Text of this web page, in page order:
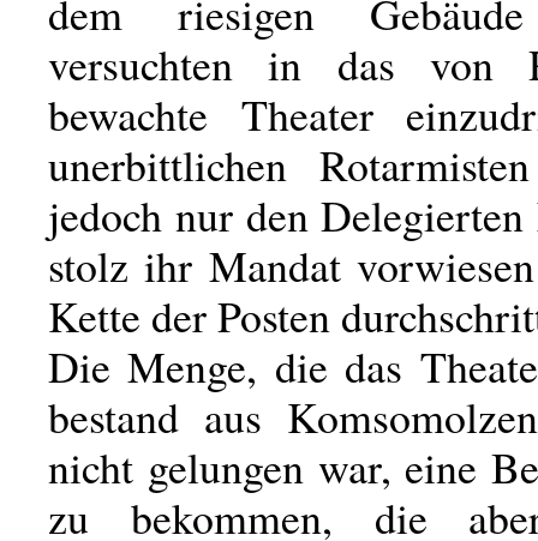
dem riesigen
versuchten in das von
bewachte Theater
unerbittlichen
jedoch nur den
stolz ihr Mandat
Kette der Posten
Die Menge, die das
bestand aus
nicht gelungen war, eine
zu bekommen, die